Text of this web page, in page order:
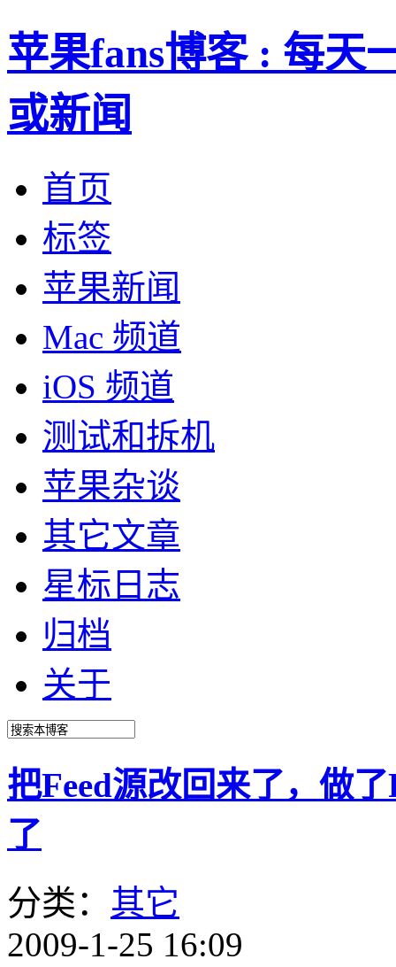
苹果fans博客 : 每天
或新闻
首页
标签
苹果新闻
Mac 频道
iOS 频道
测试和拆机
苹果杂谈
其它文章
星标日志
归档
关于
把Feed源改回来了，做
了
分类： 其它
2009-1-25 16:09